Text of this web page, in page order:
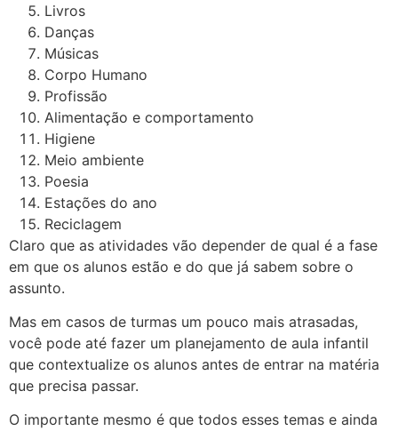
Livros
Danças
Músicas
Corpo Humano
Profissão
Alimentação e comportamento
Higiene
Meio ambiente
Poesia
Estações do ano
Reciclagem
Claro que as atividades vão depender de qual é a fase
em que os alunos estão e do que já sabem sobre o
assunto.
Mas em casos de turmas um pouco mais atrasadas,
você pode até fazer um planejamento de aula infantil
que contextualize os alunos antes de entrar na matéria
que precisa passar.
O importante mesmo é que todos esses temas e ainda